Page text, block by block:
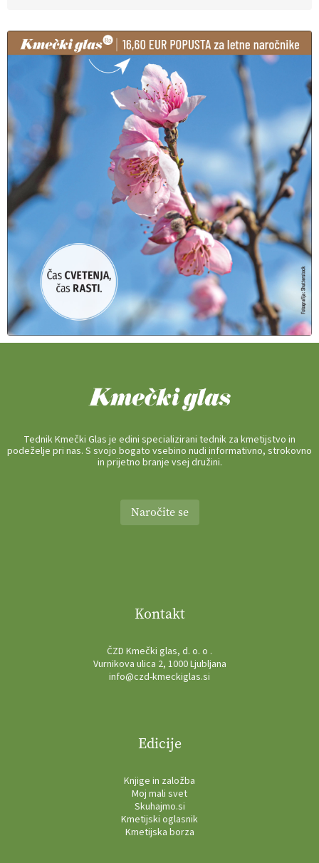
Tednik Kmečki Glas je edini specializirani tednik za kmetijstvo in
podeželje pri nas. S svojo bogato vsebino nudi informativno, strokovno
in prijetno branje vsej družini.
Naročite se
Kontakt
ČZD Kmečki glas, d. o. o .
Vurnikova ulica 2, 1000 Ljubljana
info@czd-kmeckiglas.si
Edicije
Knjige in založba
Moj mali svet
Skuhajmo.si
Kmetijski oglasnik
Kmetijska borza